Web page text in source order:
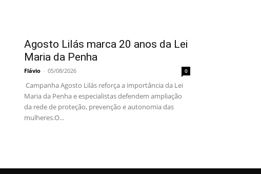
Agosto Lilás marca 20 anos da Lei
Maria da Penha
Flávio - 05/08/2026 0
Campanha Agosto Lilás reforça a importância da Lei
Maria da Penha e especialistas defendem ampliação
da rede de proteção, prevenção e autonomia das
mulheres.O...